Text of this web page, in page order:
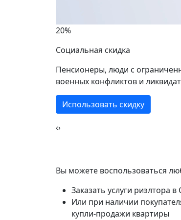
20%
Социальная скидка
Пенсионеры, люди с
военных конфликтов и
Использовать скидку
‹›
Вы можете воспользоваться
Заказать услуги риэлтора
Или при наличии
купли-продажи квартиры